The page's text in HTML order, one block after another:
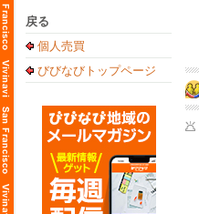
戻る
個人売買
びびなびトップページ